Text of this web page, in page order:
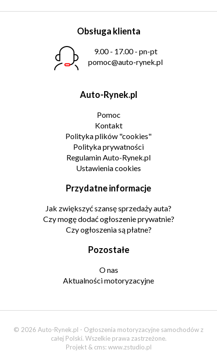
Obsługa klienta
9.00 - 17.00 - pn-pt
pomoc@auto-rynek.pl
Auto-Rynek.pl
Pomoc
Kontakt
Polityka plików "cookies"
Polityka prywatności
Regulamin Auto-Rynek.pl
Ustawienia cookies
Przydatne informacje
Jak zwiększyć szansę sprzedaży auta?
Czy mogę dodać ogłoszenie prywatnie?
Czy ogłoszenia są płatne?
Pozostałe
O nas
Aktualności motoryzacyjne
© 2026 Auto-Rynek.pl - Ogłoszenia motoryzacyjne samochodów z
całej Polski. Wszelkie prawa zastrzeżone.
Projekt & cms: www.zstudio.pl